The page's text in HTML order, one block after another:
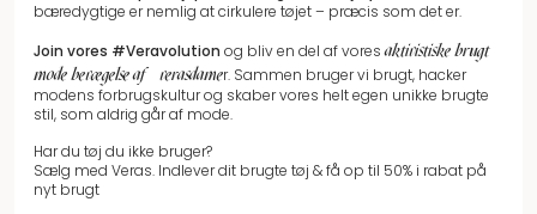
bæredygtige er nemlig at cirkulere tøjet – præcis som det er.
Join vores #Veravolution og bliv en del af voresaktivistiske brugt
mode bevægelse af #verasdamer. Sammen bruger vi brugt, hacker
modens forbrugskultur og skaber vores helt egen unikke brugte
stil, som aldrig går af mode.
Har du tøj du ikke bruger?
Sælg med Veras. Indlever dit brugte tøj & få op til 50% i rabat på
nyt brugt